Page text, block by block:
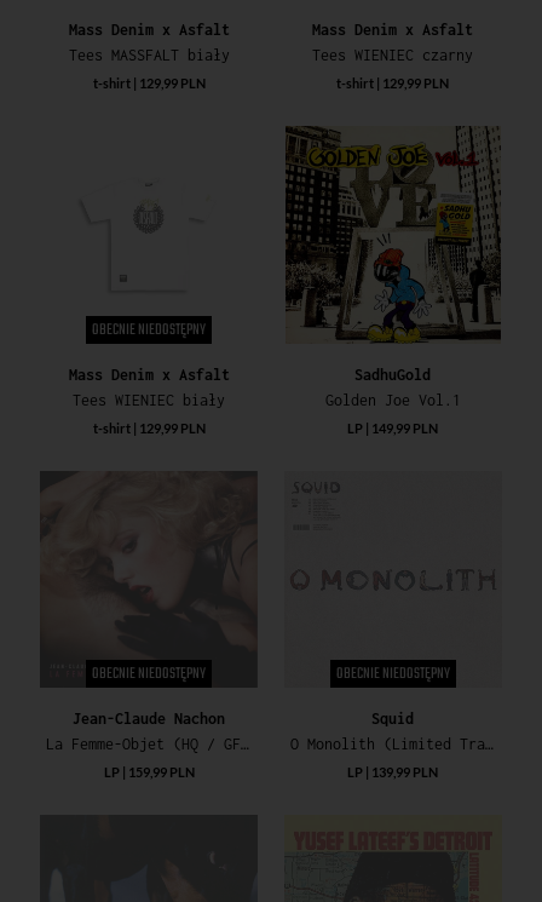
Mass Denim x Asfalt
Tees MASSFALT biały
t-shirt | 129,99 PLN
Mass Denim x Asfalt
Tees WIENIEC czarny
t-shirt | 129,99 PLN
OBECNIE NIEDOSTĘPNY
Mass Denim x Asfalt
Tees WIENIEC biały
t-shirt | 129,99 PLN
SadhuGold
Golden Joe Vol.1
LP | 149,99 PLN
OBECNIE NIEDOSTĘPNY
Jean-Claude Nachon
La Femme-Objet (HQ / GF / Poster / 32PG Book)
LP | 159,99 PLN
OBECNIE NIEDOSTĘPNY
Squid
O Monolith (Limited Transparent Blue Vinyl / Gatefold Cover)
LP | 139,99 PLN